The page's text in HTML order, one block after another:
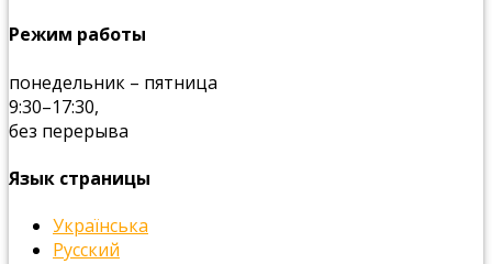
Режим работы
понедельник – пятница
9:30–17:30,
без перерыва
Язык страницы
Українська
Русский